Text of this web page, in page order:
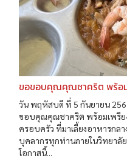
ขอขอบคุณคุณชาคริต พร้อ
วัน พฤหัสบดี ที่ 5 กันยายน
ขอบคุณคุณชาคริต พร้อมเพรีย
ครอบครัว ที่มาเลี้ยงอาหารกล
บุคลากรทุกท่านภายในวิทยาลั
โอกาสนี้...